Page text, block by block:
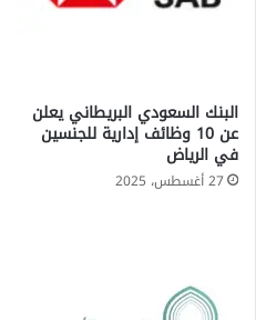
البنك السعودي البريطاني يعلن
عن 10 وظائف إدارية للجنسين
في الرياض
27 أغسطس، 2025